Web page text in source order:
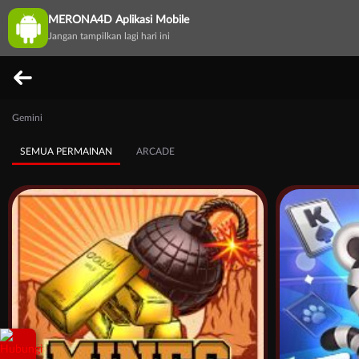
MERONA4D Aplikasi Mobile
Jangan tampilkan lagi hari ini
Gemini
SEMUA PERMAINAN ARCADE